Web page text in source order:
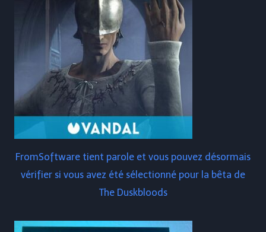
FromSoftware tient parole et vous pouvez désormais
vérifier si vous avez été sélectionné pour la bêta de
The Duskbloods